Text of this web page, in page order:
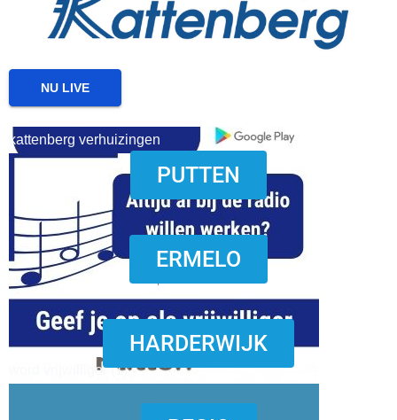
download onzze App
kattenberg verhuizingen
word vrijwilliger (1)
NU LIVE
PUTTEN
ERMELO
HARDERWIJK